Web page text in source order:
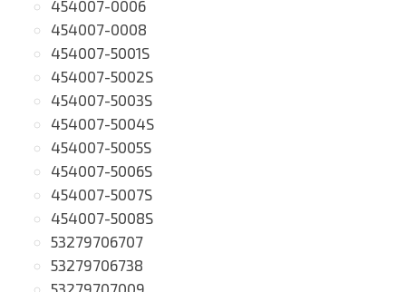
454007-0006
454007-0008
454007-5001S
454007-5002S
454007-5003S
454007-5004S
454007-5005S
454007-5006S
454007-5007S
454007-5008S
53279706707
53279706738